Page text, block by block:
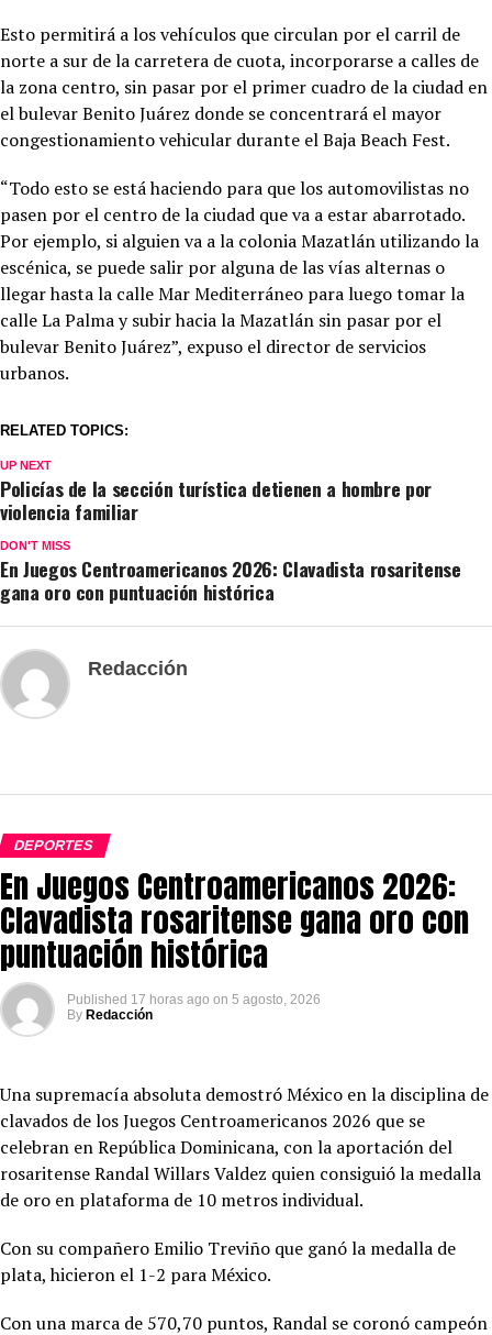
Esto permitirá a los vehículos que circulan por el carril de
norte a sur de la carretera de cuota, incorporarse a calles de
la zona centro, sin pasar por el primer cuadro de la ciudad en
el bulevar Benito Juárez donde se concentrará el mayor
congestionamiento vehicular durante el Baja Beach Fest.
“Todo esto se está haciendo para que los automovilistas no
pasen por el centro de la ciudad que va a estar abarrotado.
Por ejemplo, si alguien va a la colonia Mazatlán utilizando la
escénica, se puede salir por alguna de las vías alternas o
llegar hasta la calle Mar Mediterráneo para luego tomar la
calle La Palma y subir hacia la Mazatlán sin pasar por el
bulevar Benito Juárez”, expuso el director de servicios
urbanos.
RELATED TOPICS:
UP NEXT
Policías de la sección turística detienen a hombre por
violencia familiar
DON'T MISS
En Juegos Centroamericanos 2026: Clavadista rosaritense
gana oro con puntuación histórica
Redacción
DEPORTES
En Juegos Centroamericanos 2026:
Clavadista rosaritense gana oro con
puntuación histórica
Published 17 horas ago on 5 agosto, 2026
By Redacción
Una supremacía absoluta demostró México en la disciplina de
clavados de los Juegos Centroamericanos 2026 que se
celebran en República Dominicana, con la aportación del
rosaritense Randal Willars Valdez quien consiguió la medalla
de oro en plataforma de 10 metros individual.
Con su compañero Emilio Treviño que ganó la medalla de
plata, hicieron el 1-2 para México.
Con una marca de 570,70 puntos, Randal se coronó campeón